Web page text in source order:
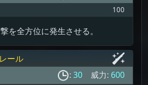
100
を全方位に発生させる。
ール
: 30 威力: 600